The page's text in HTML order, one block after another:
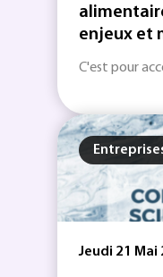
enjeux et
C'est pour
Jeudi 21 Mai